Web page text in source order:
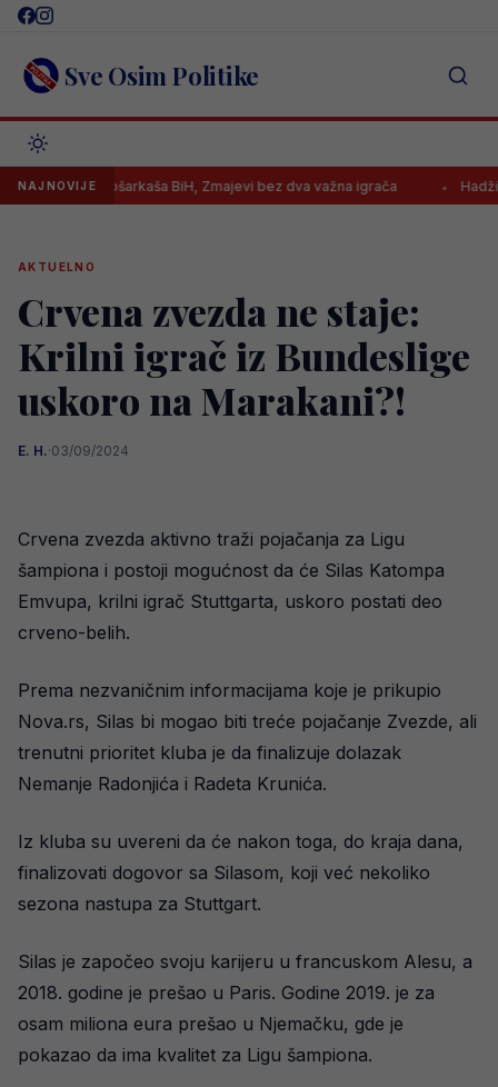
Skip
content Sve Osim Politike
NAJNOVIJE
košarkaša BiH, Zmajevi bez dva važna igrača Hadžikadunić
AKTUELNO
Crvena zvezda ne staje:
Krilni igrač iz Bundeslige
uskoro na Marakani?!
E. H.·03/09/2024
Crvena zvezda aktivno traži pojačanja za Ligu
šampiona i postoji mogućnost da će Silas Katompa
Emvupa, krilni igrač Stuttgarta, uskoro postati deo
crveno-belih.
Prema nezvaničnim informacijama koje je prikupio
Nova.rs, Silas bi mogao biti treće pojačanje Zvezde, ali
trenutni prioritet kluba je da finalizuje dolazak
Nemanje Radonjića i Radeta Krunića.
Iz kluba su uvereni da će nakon toga, do kraja dana,
finalizovati dogovor sa Silasom, koji već nekoliko
sezona nastupa za Stuttgart.
Silas je započeo svoju karijeru u francuskom Alesu, a
2018. godine je prešao u Paris. Godine 2019. je za
osam miliona eura prešao u Njemačku, gde je
pokazao da ima kvalitet za Ligu šampiona.